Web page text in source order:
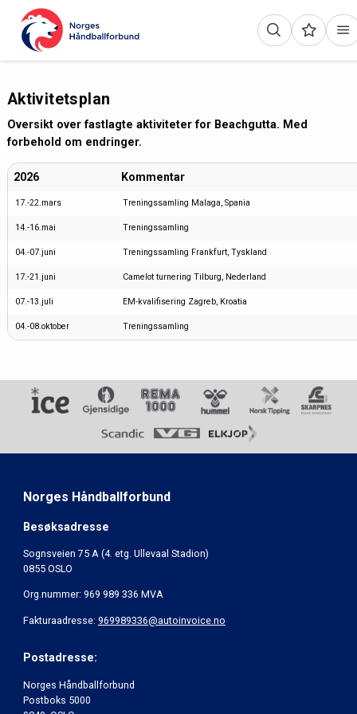
Aktivitetsplan
Oversikt over fastlagte aktiviteter for Beachgutta. Med
forbehold om endringer.
2026 Kommentar
17.-22.mars Treningssamling Malaga, Spania
14.-16.mai Treningssamling
04.-07.juni Treningssamling Frankfurt, Tyskland
17.-21.juni Camelot turnering Tilburg, Nederland
07.-13.juli EM-kvalifisering Zagreb, Kroatia
04.-08.oktober Treningssamling
Norges Håndballforbund
Besøksadresse
Sognsveien 75 A (4. etg. Ullevaal Stadion)
0855 OSLO
Org.nummer: 969 989 336 MVA
Fakturaadresse: 969989336@autoinvoice.no
Postadresse:
Norges Håndballforbund
Postboks 5000